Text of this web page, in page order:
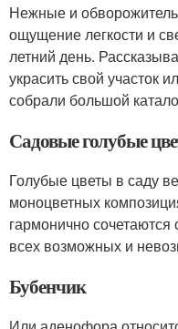
Нежные и
ощущение легкости и
летний день.
украсить свой участок
собрали большой
Садовые голубые
Голубые цветы в саду
моноцветных
гармонично
всех возможных и
Бубенчик